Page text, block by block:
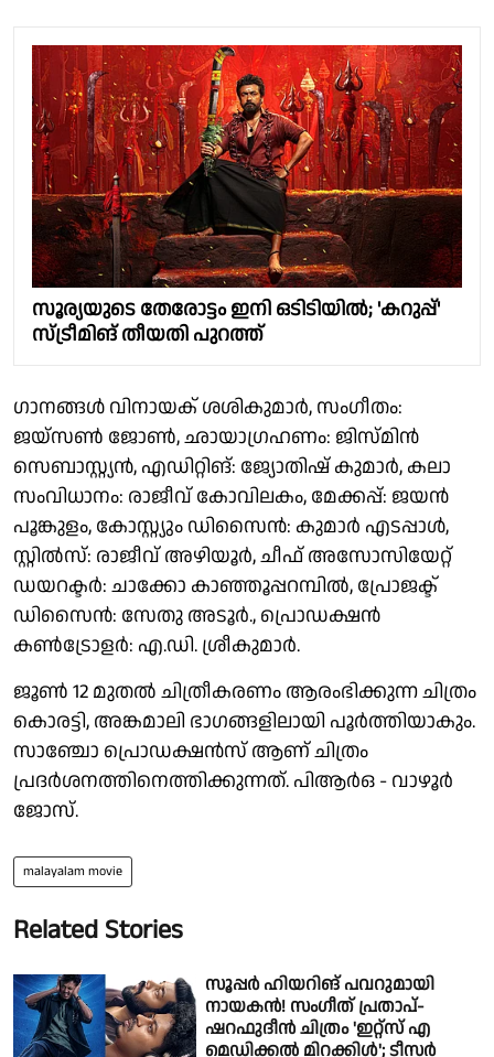
സൂര്യയുടെ തേരോട്ടം ഇനി ഒടിടിയിൽ; 'കറുപ്പ്'
സ്ട്രീമിങ് തീയതി പുറത്ത്
ഗാനങ്ങൾ വിനായക് ശശികുമാർ, സംഗീതം:
ജയ്സൺ ജോൺ, ഛായാഗ്രഹണം: ജിസ്മിൻ
സെബാസ്റ്റ്യൻ, എഡിറ്റിങ്: ജ്യോതിഷ് കുമാർ, കലാ
സംവിധാനം: രാജീവ് കോവിലകം, മേക്കപ്പ്: ജയൻ
പൂങ്കുളം, കോസ്റ്റ്യും ഡിസൈൻ: കുമാർ എടപ്പാൾ,
സ്റ്റിൽസ്: രാജീവ് അഴിയൂർ, ചീഫ് അസോസിയേറ്റ്
ഡയറക്ടർ: ചാക്കോ കാഞ്ഞൂപ്പറമ്പിൽ, പ്രോജക്ട്
ഡിസൈൻ: സേതു അടൂർ., പ്രൊഡക്ഷൻ
കൺട്രോളർ: എ.ഡി. ശ്രീകുമാർ.
ജൂൺ 12 മുതൽ ചിത്രീകരണം ആരംഭിക്കുന്ന ചിത്രം
കൊരട്ടി, അങ്കമാലി ഭാഗങ്ങളിലായി പൂർത്തിയാകും.
സാഞ്ചോ പ്രൊഡക്ഷൻസ് ആണ് ചിത്രം
പ്രദർശനത്തിനെത്തിക്കുന്നത്. പിആര്‍ഒ - വാഴൂര്‍
ജോസ്.
malayalam movie
Related Stories
സൂപ്പർ ഹിയറിങ് പവറുമായി
നായകൻ! സംഗീത് പ്രതാപ്-
ഷറഫുദീൻ ചിത്രം 'ഇറ്റ്സ് എ
മെഡിക്കൽ മിറക്കിൾ'; ടീസർ